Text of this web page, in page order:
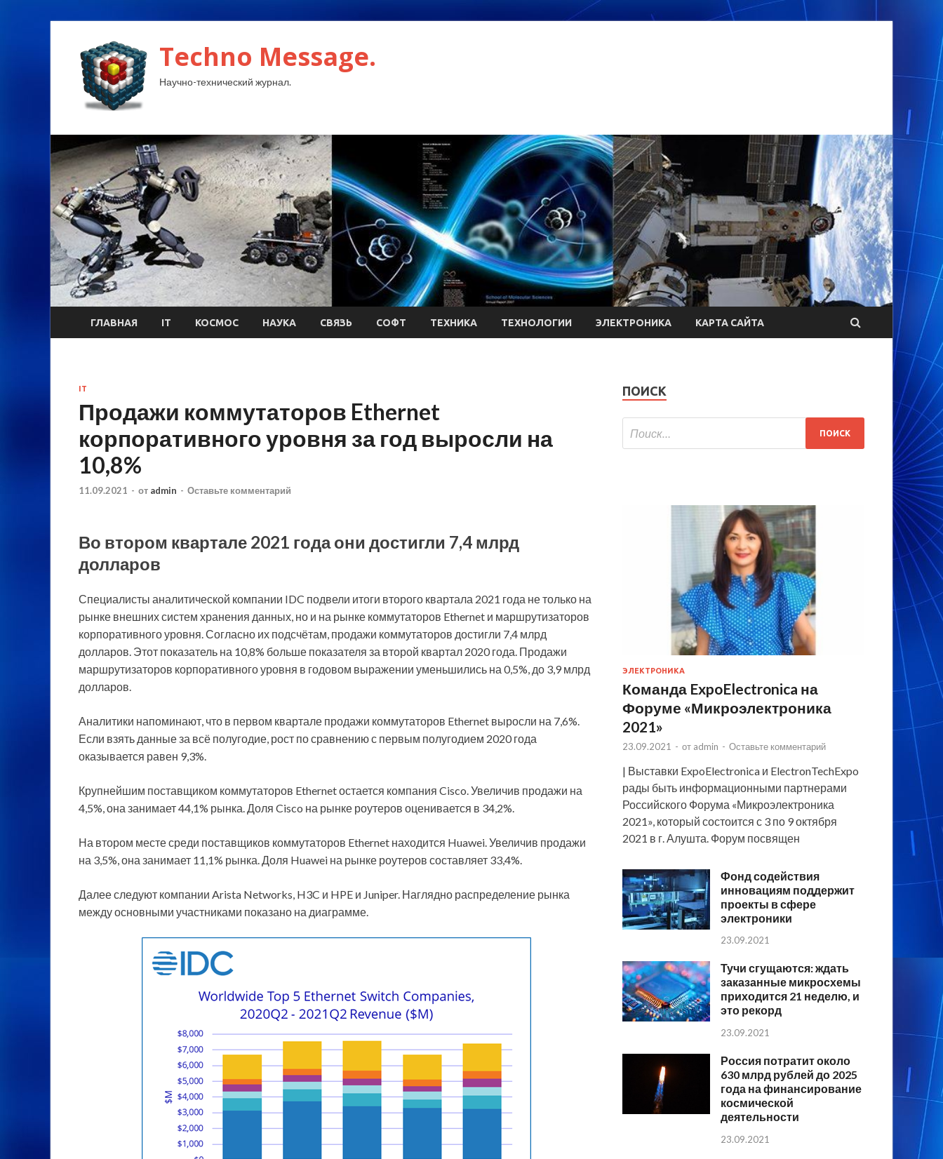
Techno Message.
Научно-технический журнал.
ГЛАВНАЯ IT КОСМОС НАУКА СВЯЗЬ СОФТ ТЕХНИКА ТЕХНОЛОГИИ ЭЛЕКТРОНИКА КАРТА САЙТА
IT
Продажи коммутаторов Ethernet
корпоративного уровня за год выросли на
10,8%
11.09.2021 - от admin - Оставьте комментарий
Во втором квартале 2021 года они достигли 7,4 млрд
долларов
Специалисты аналитической компании IDC подвели итоги второго квартала 2021 года не только на
рынке внешних систем хранения данных, но и на рынке коммутаторов Ethernet и маршрутизаторов
корпоративного уровня. Согласно их подсчётам, продажи коммутаторов достигли 7,4 млрд
долларов. Этот показатель на 10,8% больше показателя за второй квартал 2020 года. Продажи
маршрутизаторов корпоративного уровня в годовом выражении уменьшились на 0,5%, до 3,9 млрд
долларов.
Аналитики напоминают, что в первом квартале продажи коммутаторов Ethernet выросли на 7,6%.
Если взять данные за всё полугодие, рост по сравнению с первым полугодием 2020 года
оказывается равен 9,3%.
Крупнейшим поставщиком коммутаторов Ethernet остается компания Cisco. Увеличив продажи на
4,5%, она занимает 44,1% рынка. Доля Cisco на рынке роутеров оценивается в 34,2%.
На втором месте среди поставщиков коммутаторов Ethernet находится Huawei. Увеличив продажи
на 3,5%, она занимает 11,1% рынка. Доля Huawei на рынке роутеров составляет 33,4%.
Далее следуют компании Arista Networks, H3C и HPE и Juniper. Наглядно распределение рынка
между основными участниками показано на диаграмме.
ПОИСК
ЭЛЕКТРОНИКА
Команда ExpoElectronica на
Форуме «Микроэлектроника
2021»
23.09.2021 - от admin - Оставьте комментарий
| Выставки ExpoElectronica и ElectronTechExpo
рады быть информационными партнерами
Российского Форума «Микроэлектроника
2021», который состоится с 3 по 9 октября
2021 в г. Алушта. Форум посвящен
Фонд содействия
инновациям поддержит
проекты в сфере
электроники
23.09.2021
Тучи сгущаются: ждать
заказанные микросхемы
приходится 21 неделю, и
это рекорд
23.09.2021
Россия потратит около
630 млрд рублей до 2025
года на финансирование
космической
деятельности
23.09.2021